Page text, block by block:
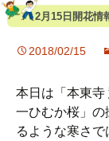
2月15日開花情
2018/02/15
本日は「本東寺
一ひむか桜」の
るような寒さ